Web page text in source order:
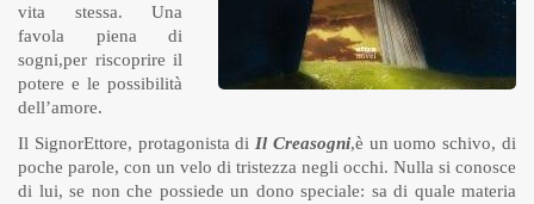
vita stessa.
Una
favola piena di
sogni,per riscoprire il
potere e le possibilità
dell’amore.
Il SignorEttore, protagonista di Il Creasogni,è un uomo schivo, di
poche parole, con un velo di tristezza negli occhi. Nulla si conosce
di lui, se non che possiede un dono speciale: sa di quale materia